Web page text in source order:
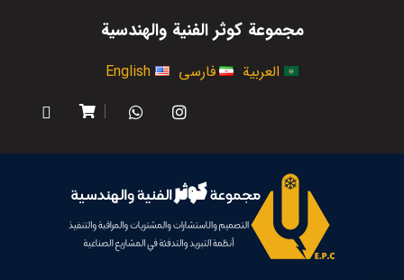
مجموعة كوثر الفنية والهندسية
العربية فارسی English